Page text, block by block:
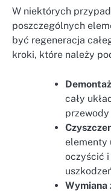
W niektórych
poszczególnych
być regeneracja
kroki, które należy
cały
elementy
oczyścić
Wymiana